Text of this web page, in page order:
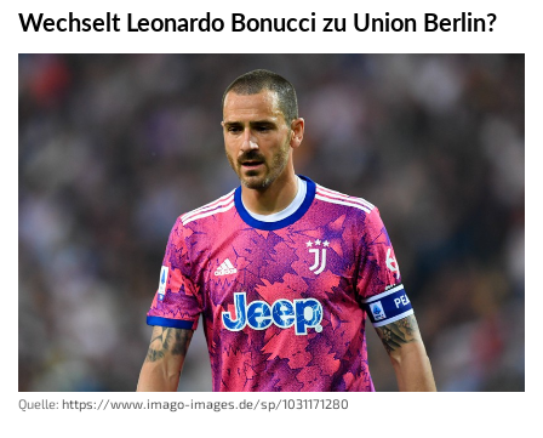
Wechselt Leonardo Bonucci zu Union Berlin?
Quelle: https://www.imago-images.de/sp/1031171280